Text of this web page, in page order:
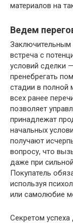
материалов на
Ведем
Заключительным
встреча с
условий сделки
пренебрегать
стадии в полной
всех ранее
позволяет
принадлежат
начальных
получают
вопросу, что
даже при
Покупатель
используя
или самолюбие
Секретом успеха